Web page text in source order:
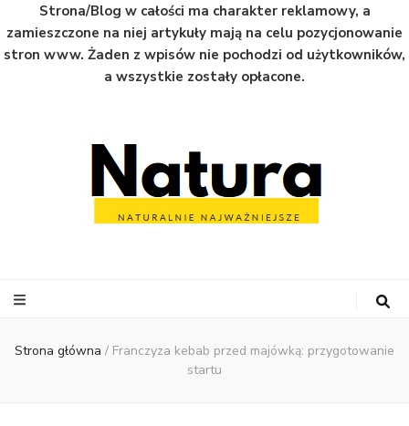
Strona/Blog w całości ma charakter reklamowy, a
zamieszczone na niej artykuły mają na celu pozycjonowanie
stron www. Żaden z wpisów nie pochodzi od użytkowników,
a wszystkie zostały opłacone.
Strona główna / Franczyza kebab przed majówką: przygotowanie
startu